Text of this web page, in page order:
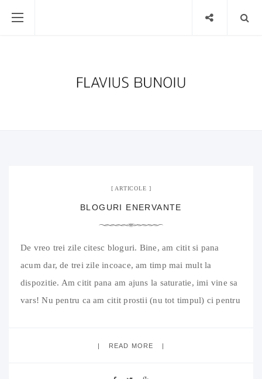
ARTICOLE
BLOGURI ENERVANTE
De vreo trei zile citesc bloguri. Bine, am citit si pana
acum dar, de trei zile incoace, am timp mai mult la
dispozitie. Am citit pana am ajuns la saturatie, imi vine sa
vars! Nu pentru ca am citit prostii (nu tot timpul) ci pentru
READ MORE